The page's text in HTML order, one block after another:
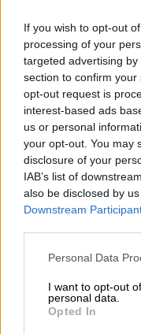
If you wish to opt-out
processing of your
targeted advertising
section to confirm
opt-out request is
interest-based ads
us or personal
your opt-out. You may
disclosure of your
IAB’s list of
also be disclosed by
Downstream
Personal Data
I want to opt-out
personal data.
Opted In
MEHRWEG
UNTAPPD: 4,24